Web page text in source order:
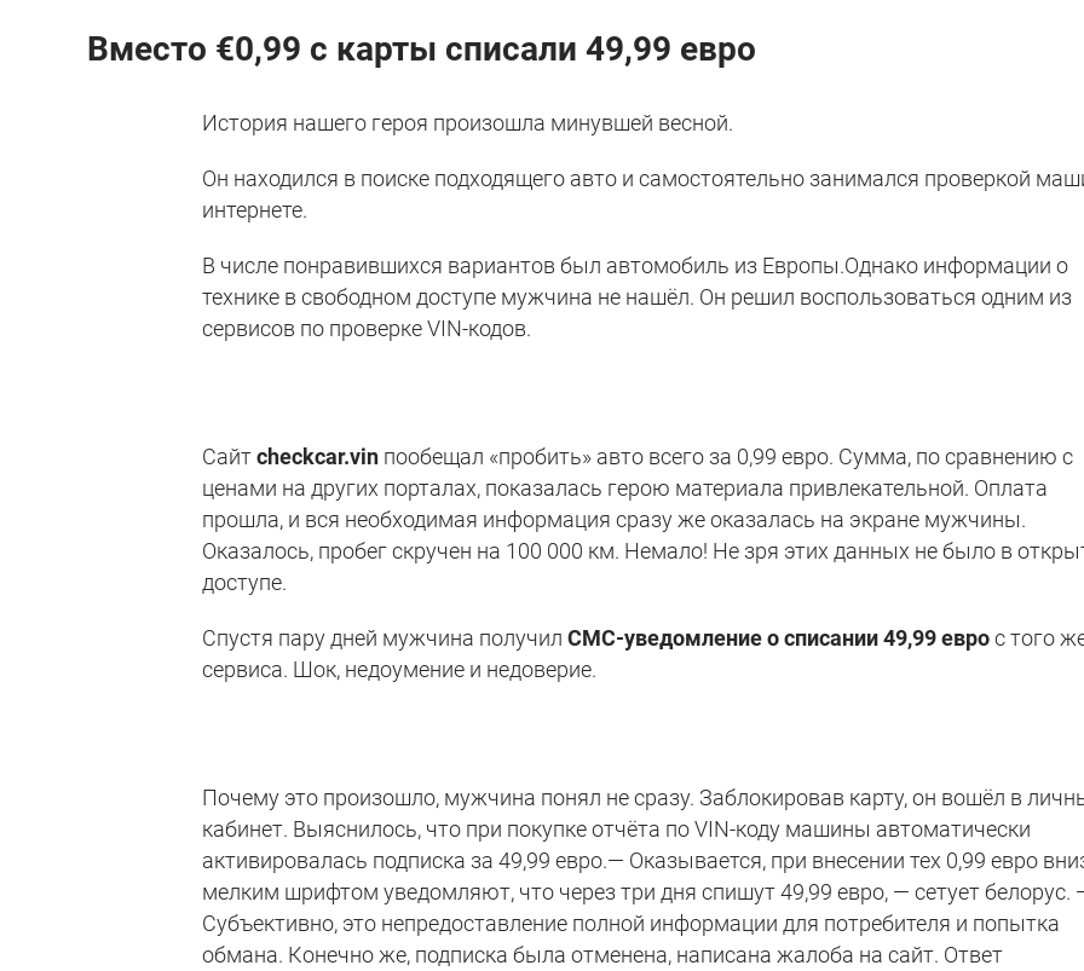
Вместо €0,99 с карты списали 49,99 евро
История нашего героя произошла минувшей весной.
Он находился в поиске подходящего авто и самостоятельно занимался проверкой
интернете.
В числе понравившихся вариантов был автомобиль из Европы.Однако информации о
технике в свободном доступе мужчина не нашёл. Он решил воспользоваться одним из
сервисов по проверке VIN-кодов.
Сайтcheckcar.vin пообещал «пробить» авто всего за 0,99 евро. Сумма, по сравнению с
ценами на других порталах, показалась герою материала привлекательной. Оплата
прошла, и вся необходимая информация сразу же оказалась на экране мужчины.
Оказалось, пробег скручен на 100 000 км. Немало! Не зря этих данных не было в
доступе.
Спустя пару дней мужчина получилСМС-уведомление о списании 49,99 еврос того
сервиса. Шок, недоумение и недоверие.
Почему это произошло, мужчина понял не сразу. Заблокировав карту, он вошёл в
кабинет. Выяснилось, что при покупке отчёта по VIN-коду машины автоматически
активировалась подписка за 49,99 евро.— Оказывается, при внесении тех 0,99 евро
мелким шрифтом уведомляют, что через три дня спишут 49,99 евро, — сетует белорус.
Субъективно, это непредоставление полной информации для потребителя и попытка
обмана. Конечно же, подписка была отменена, написана жалоба на сайт. Ответ